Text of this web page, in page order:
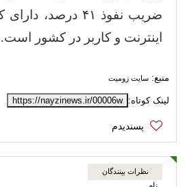
ضریب نفوذ ۴۱
اینترنت و کاربر در کشور است.
منبع: سایت زومیت
لینک کوتاه: https://nayzinews.ir/00006w
نظرات بینندگان